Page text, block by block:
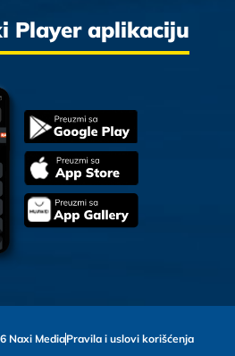
Player aplikaciju
Naxi MediaPravila i uslovi korišćenja